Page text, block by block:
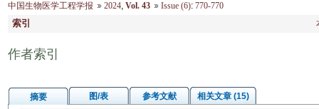
中国生物医学工程学报 2024, Vol. 43 Issue (6):770-770
索引
作者索引
摘要 图/表 参考文献
相关文章 (15)